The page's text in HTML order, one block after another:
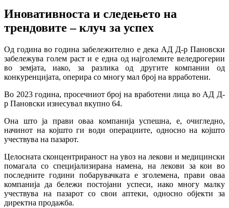
Иновативноста и следењето на
трендовите – клуч за успех
Од година во година забележително е дека АД Д-р Пановски
забележува голем раст и е една од најголемите веледрогерии
во земјата, иако, за разлика од другите компании од
конкуренцијата, оперира со многу мал број на врработени.
Во 2023 година, просечниот број на вработени лица во АД Д-
р Пановски изнесувал вкупно 64.
Она што ја прави оваа компанија успешна, е, очигледно,
начинот на којшто ги води операциите, односно на којшто
учествува на пазарот.
Целосната сконцентрираност на увоз на лекови и медицински
помагала со специјализирана намена, на лекови за кои во
последните години побарувачката е зголемена, прави оваа
компанија да бележи постојани успеси, иако многу малку
учествува на пазарот со свои аптеки, односно објекти за
директна продажба.